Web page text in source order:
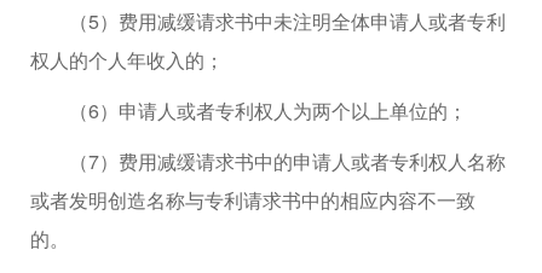
（5）费用减缓请求书中未注明全体申请人或者专利
权人的个人年收入的；
（6）申请人或者专利权人为两个以上单位的；
（7）费用减缓请求书中的申请人或者专利权人名称
或者发明创造名称与专利请求书中的相应内容不一致
的。